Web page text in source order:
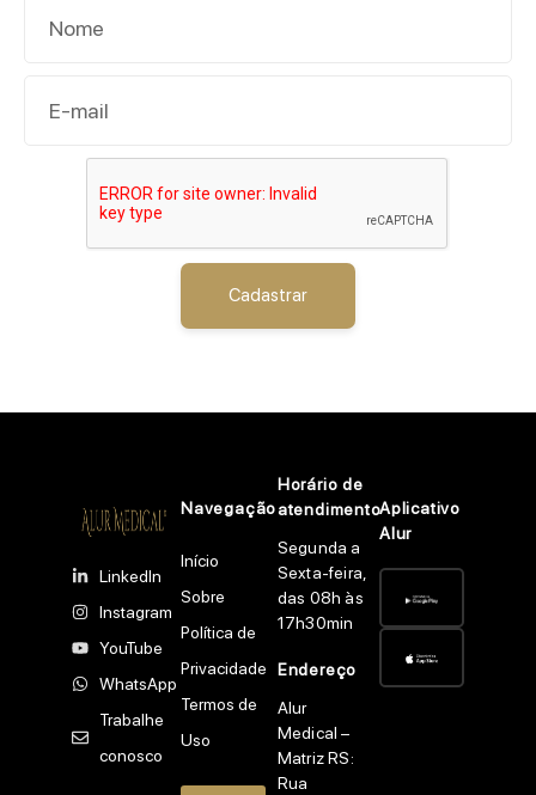
Cadastrar
Navegação
Início
Sobre
Política de
Privacidade
Termos de
Uso
LinkedIn
Instagram
YouTube
WhatsApp
Trabalhe
conosco
Endereço
Alur
Medical –
Matriz RS:
Rua
Horário de
atendimento
Segunda a
Sexta-feira,
das 08h às
17h30min
Aplicativo
Alur